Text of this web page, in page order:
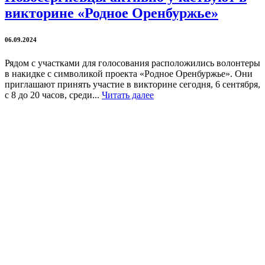
викторине «Родное Оренбуржье»
06.09.2024
Рядом с участками для голосования расположились волонтеры
в накидке с символикой проекта «Родное Оренбуржье». Они
приглашают принять участие в викторине сегодня, 6 сентября,
с 8 до 20 часов, среди... Читать далее